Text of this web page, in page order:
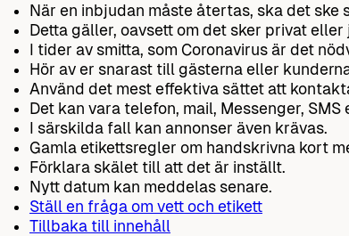
När en inbjudan måste återtas, ska det ske
Detta gäller, oavsett om det sker privat eller
I tider av smitta, som Coronavirus är det
Hör av er snarast till gästerna eller
Använd det mest effektiva sättet att
Det kan vara telefon, mail, Messenger, SMS
I särskilda fall kan annonser även krävas.
Gamla etikettsregler om handskrivna kort
Förklara skälet till att det är inställt.
Nytt datum kan meddelas senare.
Ställ en fråga om vett och etikett
Tillbaka till innehåll